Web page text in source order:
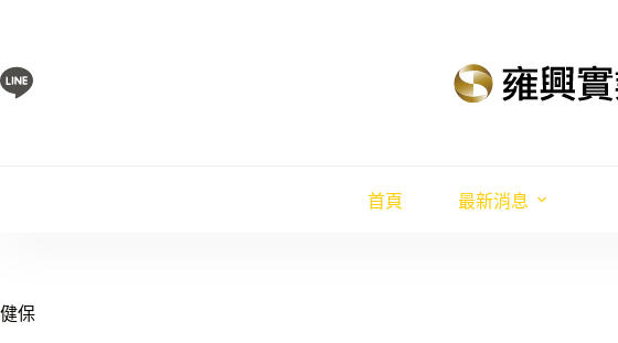
主
要
首頁 最新消息
健保